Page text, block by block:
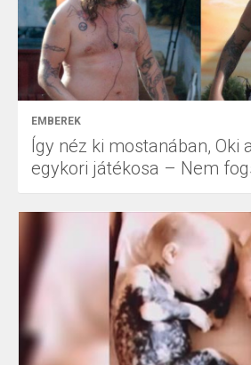
EMBEREK
Így néz ki mostanában, Oki
egykori játékosa – Nem